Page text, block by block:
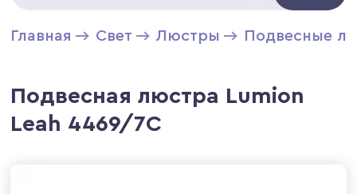
Главная Свет Люстры Подвесные
Подвесная люстра Lumion
Leah 4469/7C